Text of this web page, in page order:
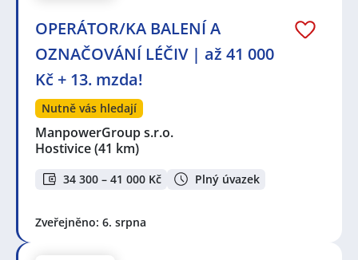
OPERÁTOR/KA BALENÍ A
OZNAČOVÁNÍ LÉČIV | až 41 000
Kč + 13. mzda!
Nutně vás hledají
ManpowerGroup s.r.o.
Hostivice(41 km)
34 300 – 41 000 Kč Plný úvazek
Zveřejněno: 6. srpna